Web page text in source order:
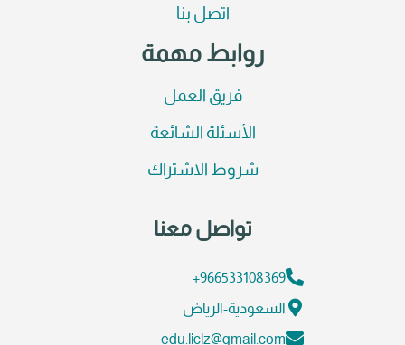
اتصل بنا
روابط مهمة
فريق العمل
الأسئلة الشائعة
شروط الاشتراك
تواصل معنا
966533108369+
السعودية-الرياض
edu.liclz@gmail.com